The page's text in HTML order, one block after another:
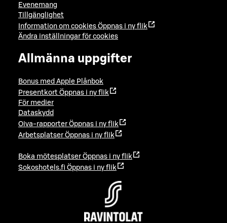
Evenemang
Tillgänglighet
Information om cookies Öppnas i ny flik
Ändra inställningar för cookies
Allmänna uppgifter
Bonus med Apple Plånbok
Presentkort Öppnas i ny flik
För medier
Dataskydd
Oiva-rapporter Öppnas i ny flik
Arbetsplatser Öppnas i ny flik
Boka mötesplatser Öppnas i ny flik
Sokoshotels.fi Öppnas i ny flik